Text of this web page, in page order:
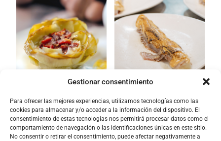
Gestionar consentimiento
Para ofrecer las mejores experiencias, utilizamos tecnologías como las
cookies para almacenar y/o acceder a la información del dispositivo. El
consentimiento de estas tecnologías nos permitirá procesar datos como el
comportamiento de navegación o las identificaciones únicas en este sitio.
No consentir o retirar el consentimiento, puede afectar negativamente a
Alcachofa con jamón ibérico
Espárrago con carpaccio de
atún y mayonesa kimchi